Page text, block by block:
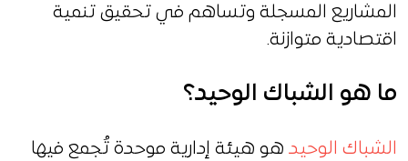
المشاريع المسجلة وتساهم في تحقيق تنمية
اقتصادية متوازنة.
ما هو الشباك الوحيد؟
الشباك الوحيد هو هيئة إدارية موحدة تُجمع فيها